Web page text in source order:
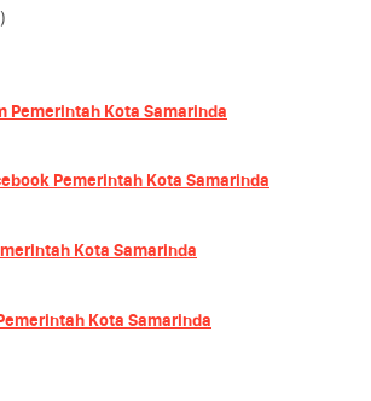
Pemerintah Kota Samarinda
Pemerintah Kota Samarinda
Kota Samarinda
Kota Samarinda